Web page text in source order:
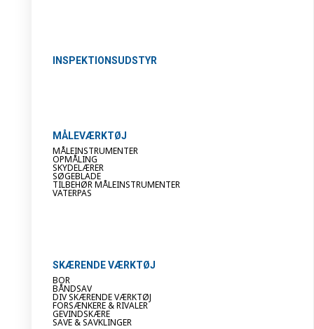
INSPEKTIONSUDSTYR
MÅLEVÆRKTØJ
MÅLEINSTRUMENTER
OPMÅLING
SKYDELÆRER
SØGEBLADE
TILBEHØR MÅLEINSTRUMENTER
VATERPAS
SKÆRENDE VÆRKTØJ
BOR
BÅNDSAV
DIV SKÆRENDE VÆRKTØJ
FORSÆNKERE & RIVALER
GEVINDSKÆRE
SAVE & SAVKLINGER